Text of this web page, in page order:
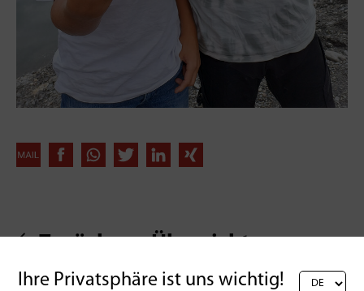
Zurück zur Übersicht
Ihre Privatsphäre ist uns wichtig!